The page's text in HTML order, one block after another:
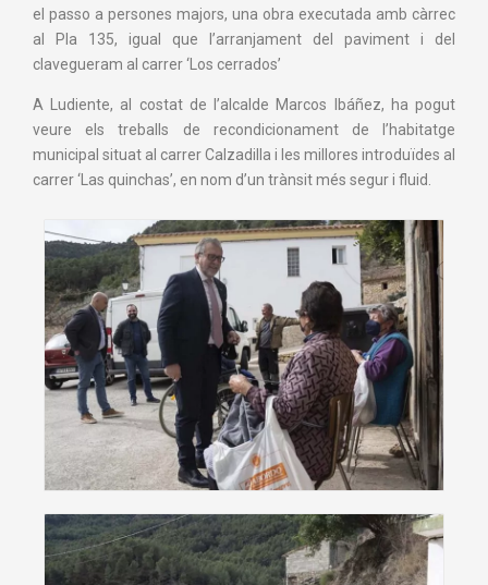
el passo a persones majors, una obra executada amb càrrec
al Pla 135, igual que l’arranjament del paviment i del
clavegueram al carrer ‘Los cerrados’
A Ludiente, al costat de l’alcalde Marcos Ibáñez, ha pogut
veure els treballs de recondicionament de l’habitatge
municipal situat al carrer Calzadilla i les millores introduïdes al
carrer ‘Las quinchas’, en nom d’un trànsit més segur i fluid.